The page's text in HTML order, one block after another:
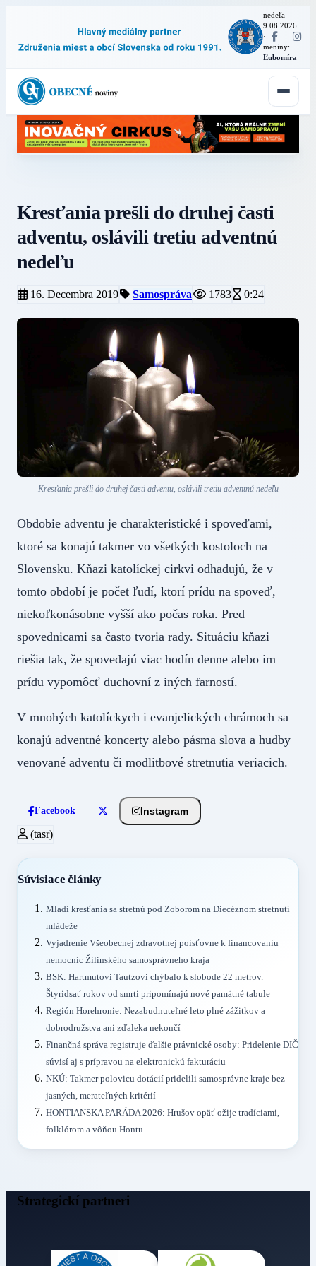
nedeľa
9.08.2026
·
meniny:
Ľubomíra
Kresťania prešli do druhej časti
adventu, oslávili tretiu adventnú
nedeľu
16. Decembra 2019 Samospráva 1783 0:24
Kresťania prešli do druhej časti adventu, oslávili tretiu adventnú nedeľu
Obdobie adventu je charakteristické i spoveďami,
ktoré sa konajú takmer vo všetkých kostoloch na
Slovensku. Kňazi katolíckej cirkvi odhadujú, že v
tomto období je počet ľudí, ktorí prídu na spoveď,
niekoľkonásobne vyšší ako počas roka. Pred
spovednicami sa často tvoria rady. Situáciu kňazi
riešia tak, že spovedajú viac hodín denne alebo im
prídu vypomôcť duchovní z iných farností.
V mnohých katolíckych i evanjelických chrámoch sa
konajú adventné koncerty alebo pásma slova a hudby
venované adventu či modlitbové stretnutia veriacich.
Facebook Instagram
(tasr)
Súvisiace články
Mladí kresťania sa stretnú pod Zoborom na Diecéznom stretnutí
mládeže
Vyjadrenie Všeobecnej zdravotnej poisťovne k financovaniu
nemocníc Žilinského samosprávneho kraja
BSK: Hartmutovi Tautzovi chýbalo k slobode 22 metrov.
Štyridsať rokov od smrti pripomínajú nové pamätné tabule
Región Horehronie: Nezabudnuteľné leto plné zážitkov a
dobrodružstva ani zďaleka nekončí
Finančná správa registruje ďalšie právnické osoby: Pridelenie DIČ
súvisí aj s prípravou na elektronickú fakturáciu
NKÚ: Takmer polovicu dotácií pridelili samosprávne kraje bez
jasných, merateľných kritérií
HONTIANSKA PARÁDA 2026: Hrušov opäť ožije tradíciami,
folklórom a vôňou Hontu
Strategickí partneri